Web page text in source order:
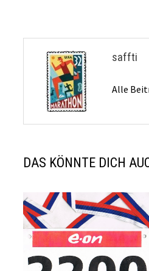
saffti
Alle
DAS KÖNNTE DICH